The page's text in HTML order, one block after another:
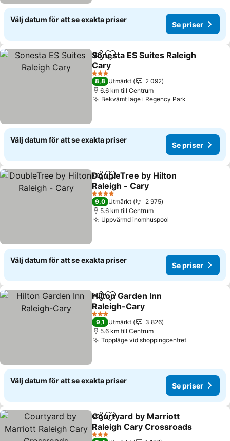
Välj datum för att se exakta priser
Se priser
Dela Lägg till i Mina Favoriter
Sonesta ES Suites Raleigh
Cary
Se priser
3 Stjärnor
8,8 Utmärkt
2 092
6.6 km till Centrum
Bekvämt läge i Regency Park
Välj datum för att se exakta priser
Se priser
Dela Lägg till i Mina Favoriter
DoubleTree by Hilton
Raleigh - Cary
Se priser
4 Stjärnor
9,0 Utmärkt
2 975
5.6 km till Centrum
Uppvärmd inomhuspool
Välj datum för att se exakta priser
Se priser
Dela Lägg till i Mina Favoriter
Hilton Garden Inn
Raleigh-Cary
Se priser
3 Stjärnor
9,1 Utmärkt
3 826
5.6 km till Centrum
Toppläge vid shoppingcentretSe priser
Välj datum för att se exakta priser
Se priser
Dela Lägg till i Mina Favoriter
Courtyard by Marriott
Raleigh Cary Crossroads
Se priser
3 Stjärnor